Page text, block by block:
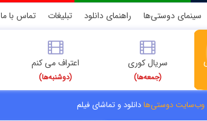
سینمای دوستی‌ها راهنمای دانلود تبلیغات تماس با ما
سریال کوری
(جمعه‌ها)
اعتراف می کنم
(دوشنبه‌ها)
وب‌سایت دوستی‌هادانلود و تماشای فیلم